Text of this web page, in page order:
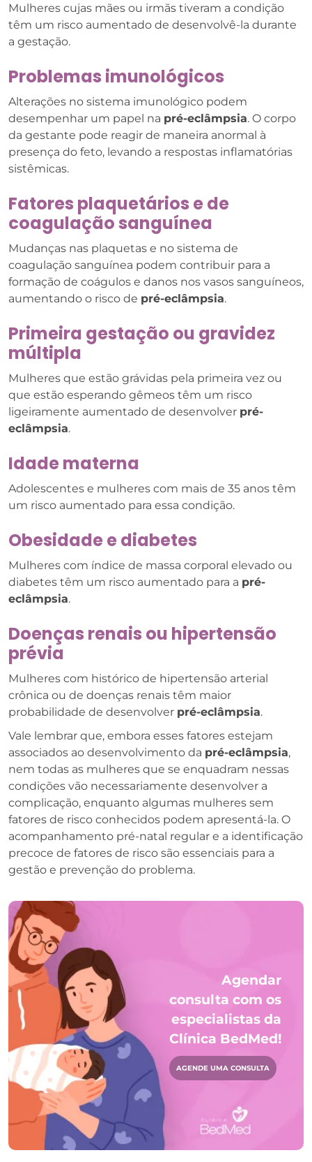
Mulheres cujas mães ou irmãs tiveram a condição
têm um risco aumentado de desenvolvê-la durante
a gestação.
Problemas imunológicos
Alterações no sistema imunológico podem
desempenhar um papel na pré-eclâmpsia. O corpo
da gestante pode reagir de maneira anormal à
presença do feto, levando a respostas inflamatórias
sistêmicas.
Fatores plaquetários e de
coagulação sanguínea
Mudanças nas plaquetas e no sistema de
coagulação sanguínea podem contribuir para a
formação de coágulos e danos nos vasos sanguíneos,
aumentando o risco de pré-eclâmpsia.
Primeira gestação ou gravidez
múltipla
Mulheres que estão grávidas pela primeira vez ou
que estão esperando gêmeos têm um risco
ligeiramente aumentado de desenvolver pré-
eclâmpsia.
Idade materna
Adolescentes e mulheres com mais de 35 anos têm
um risco aumentado para essa condição.
Obesidade e diabetes
Mulheres com índice de massa corporal elevado ou
diabetes têm um risco aumentado para a pré-
eclâmpsia.
Doenças renais ou hipertensão
prévia
Mulheres com histórico de hipertensão arterial
crônica ou de doenças renais têm maior
probabilidade de desenvolver pré-eclâmpsia.
Vale lembrar que, embora esses fatores estejam
associados ao desenvolvimento da pré-eclâmpsia,
nem todas as mulheres que se enquadram nessas
condições vão necessariamente desenvolver a
complicação, enquanto algumas mulheres sem
fatores de risco conhecidos podem apresentá-la. O
acompanhamento pré-natal regular e a identificação
precoce de fatores de risco são essenciais para a
gestão e prevenção do problema.
Agendar
consulta com os
especialistas da
Clínica BedMed!
AGENDE UMA CONSULTA